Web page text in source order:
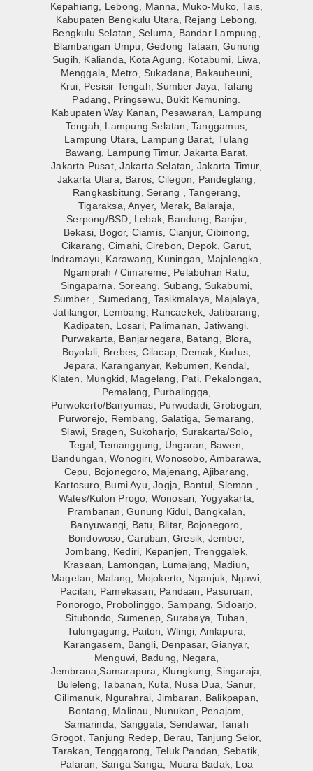
Kepahiang, Lebong, Manna, Muko-Muko, Tais,
Kabupaten Bengkulu Utara, Rejang Lebong,
Bengkulu Selatan, Seluma, Bandar Lampung,
Blambangan Umpu, Gedong Tataan, Gunung
Sugih, Kalianda, Kota Agung, Kotabumi, Liwa,
Menggala, Metro, Sukadana, Bakauheuni,
Krui, Pesisir Tengah, Sumber Jaya, Talang
Padang, Pringsewu, Bukit Kemuning.
Kabupaten Way Kanan, Pesawaran, Lampung
Tengah, Lampung Selatan, Tanggamus,
Lampung Utara, Lampung Barat, Tulang
Bawang, Lampung Timur, Jakarta Barat,
Jakarta Pusat, Jakarta Selatan, Jakarta Timur,
Jakarta Utara, Baros, Cilegon, Pandeglang,
Rangkasbitung, Serang , Tangerang,
Tigaraksa, Anyer, Merak, Balaraja,
Serpong/BSD, Lebak, Bandung, Banjar,
Bekasi, Bogor, Ciamis, Cianjur, Cibinong,
Cikarang, Cimahi, Cirebon, Depok, Garut,
Indramayu, Karawang, Kuningan, Majalengka,
Ngamprah / Cimareme, Pelabuhan Ratu,
Singaparna, Soreang, Subang, Sukabumi,
Sumber , Sumedang, Tasikmalaya, Majalaya,
Jatilangor, Lembang, Rancaekek, Jatibarang,
Kadipaten, Losari, Palimanan, Jatiwangi.
Purwakarta, Banjarnegara, Batang, Blora,
Boyolali, Brebes, Cilacap, Demak, Kudus,
Jepara, Karanganyar, Kebumen, Kendal,
Klaten, Mungkid, Magelang, Pati, Pekalongan,
Pemalang, Purbalingga,
Purwokerto/Banyumas, Purwodadi, Grobogan,
Purworejo, Rembang, Salatiga, Semarang,
Slawi, Sragen, Sukoharjo, Surakarta/Solo,
Tegal, Temanggung, Ungaran, Bawen,
Bandungan, Wonogiri, Wonosobo, Ambarawa,
Cepu, Bojonegoro, Majenang, Ajibarang,
Kartosuro, Bumi Ayu, Jogja, Bantul, Sleman ,
Wates/Kulon Progo, Wonosari, Yogyakarta,
Prambanan, Gunung Kidul, Bangkalan,
Banyuwangi, Batu, Blitar, Bojonegoro,
Bondowoso, Caruban, Gresik, Jember,
Jombang, Kediri, Kepanjen, Trenggalek,
Krasaan, Lamongan, Lumajang, Madiun,
Magetan, Malang, Mojokerto, Nganjuk, Ngawi,
Pacitan, Pamekasan, Pandaan, Pasuruan,
Ponorogo, Probolinggo, Sampang, Sidoarjo,
Situbondo, Sumenep, Surabaya, Tuban,
Tulungagung, Paiton, Wlingi, Amlapura,
Karangasem, Bangli, Denpasar, Gianyar,
Menguwi, Badung, Negara,
Jembrana,Samarapura, Klungkung, Singaraja,
Buleleng, Tabanan, Kuta, Nusa Dua, Sanur,
Gilimanuk, Ngurahrai, Jimbaran, Balikpapan,
Bontang, Malinau, Nunukan, Penajam,
Samarinda, Sanggata, Sendawar, Tanah
Grogot, Tanjung Redep, Berau, Tanjung Selor,
Tarakan, Tenggarong, Teluk Pandan, Sebatik,
Palaran, Sanga Sanga, Muara Badak, Loa